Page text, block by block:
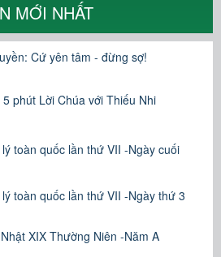
MỚI NHẤT
Cứ yên tâm - đừng sợ!
phút Lời Chúa với Thiếu Nhi
toàn quốc lần thứ VII -Ngày cuối
toàn quốc lần thứ VII -Ngày thứ 3
XIX Thường Niên -Năm A